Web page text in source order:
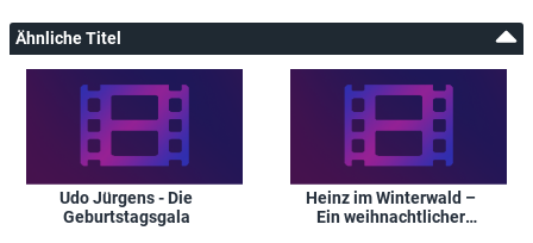
Ähnliche Titel
Udo Jürgens - Die
Geburtstagsgala
Heinz im Winterwald –
Ein weihnachtlicher